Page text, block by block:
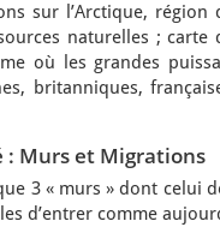
sur l’Arctique, région
naturelles ; carte
où les grandes
britanniques,
: Murs et Migrations
3 « murs » dont celui
d’entrer comme